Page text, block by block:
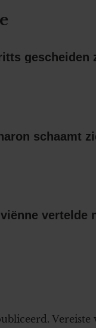
schaamt
vertelde
Vereiste